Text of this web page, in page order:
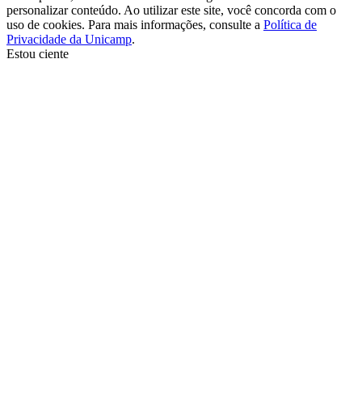
personalizar conteúdo. Ao utilizar este site, você concorda com o
uso de cookies. Para mais informações, consulte a Política de
Privacidade da Unicamp.
Estou ciente